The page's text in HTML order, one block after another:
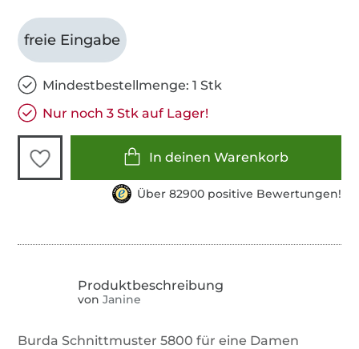
freie Eingabe
Mindestbestellmenge: 1 Stk
Nur noch 3 Stk auf Lager!
In deinen Warenkorb
Über 82900 positive Bewertungen!
von Janine
Burda Schnittmuster 5800 für eine Damen